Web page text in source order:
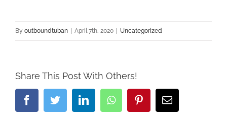
By outboundtuban April 7th, 2020 Uncategorized
Share This Post With Others!
FacebookTwitterLinkedInWhatsappPinterestEmail